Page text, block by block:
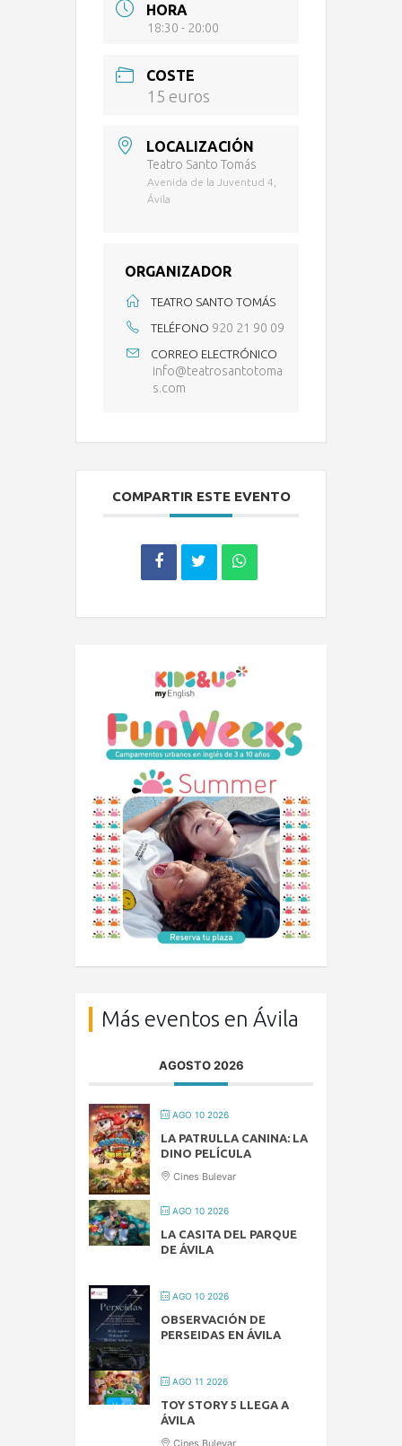
HORA
18:30 - 20:00
COSTE
15 euros
LOCALIZACIÓN
Teatro Santo Tomás
Avenida de la Juventud 4,
Ávila
ORGANIZADOR
TEATRO SANTO TOMÁS
TELÉFONO 920 21 90 09
CORREO ELECTRÓNICO
info@teatrosantotoma
s.com
COMPARTIR ESTE EVENTO
Más eventos en Ávila
AGOSTO 2026
AGO 10 2026
LA PATRULLA CANINA: LA
DINO PELÍCULA
Cines Bulevar
AGO 10 2026
LA CASITA DEL PARQUE
DE ÁVILA
AGO 10 2026
OBSERVACIÓN DE
PERSEIDAS EN ÁVILA
AGO 11 2026
TOY STORY 5 LLEGA A
ÁVILA
Cines Bulevar